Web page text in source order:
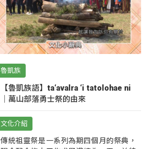
魯凱族
【魯凱族語】ta‘avalra ‘i tatolohae ni
｜萬山部落勇士祭的由來
文化介紹
傳統祖靈祭是一系列為期四個月的祭典，